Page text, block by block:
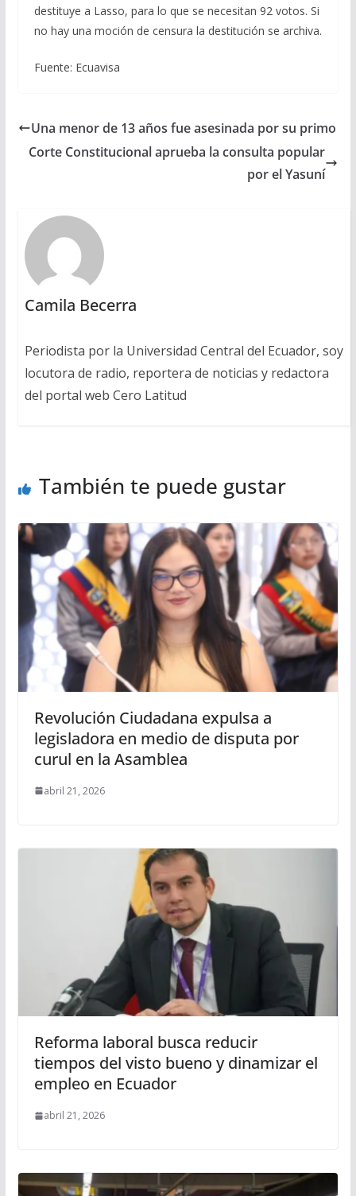
destituye a Lasso, para lo que se necesitan 92 votos. Si
no hay una moción de censura la destitución se archiva.
Fuente: Ecuavisa
Una menor de 13 años fue asesinada por su primo
Corte Constitucional aprueba la consulta popular
por el Yasuní
Camila Becerra
Periodista por la Universidad Central del Ecuador, soy
locutora de radio, reportera de noticias y redactora
del portal web Cero Latitud
También te puede gustar
Revolución Ciudadana expulsa a
legisladora en medio de disputa por
curul en la Asamblea
abril 21, 2026
Reforma laboral busca reducir
tiempos del visto bueno y dinamizar el
empleo en Ecuador
abril 21, 2026